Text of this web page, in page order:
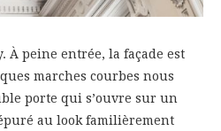
À peine entrée, la façade est
marches courbes nous
porte qui s’ouvre sur un
au look familièrement